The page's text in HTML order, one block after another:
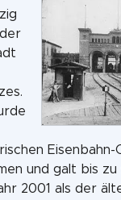
Eisenbahn-
und galt bis zu
2001 als der